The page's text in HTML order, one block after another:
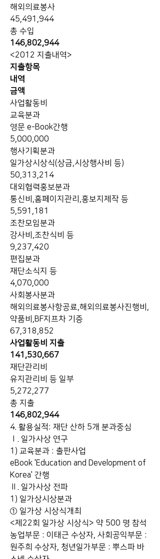
해외의료봉사
45,491,944
총 수입
146,802,944
<2012 지출내역>
지출항목
내역
금액
사업활동비
교육분과
영문 e-Book간행
5,000,000
행사기획분과
일가상시상식(상금,시상행사비 등)
50,313,214
대외협력홍보분과
통신비,홈페이지관리,홍보지제작 등
5,591,181
조찬모임분과
강사비,조찬식비 등
9,237,420
편집분과
재단소식지 등
4,070,000
사회봉사분과
해외의료봉사항공료,해외의료봉사진행비,
약품비,BF지프차 기증
67,318,852
사업활동비 지출
141,530,667
재단관리비
유지관리비 등 일부
5,272,277
총 지출
146,802,944
4. 활용실적: 재단 산하 5개 분과중심
Ⅰ. 일가사상 연구
1) 교육분과 : 출판사업
eBook 'Education and Development of
Korea' 간행
Ⅱ. 일가사상 전파
1) 일가상시상분과
① 일가상 시상식개최
<제22회 일가상 시상식> 약 500 명 참석
농업부문 : 이태근 수상자, 사회공익부문 :
원주희 수상자, 청년일가부문 : 뿌스파 바